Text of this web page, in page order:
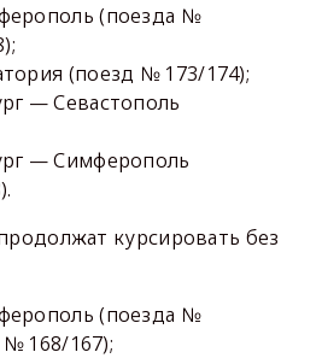
(поезда №
(поезд № 173/174);
— Севастополь
— Симферополь
курсировать без
(поезда №
168/167);